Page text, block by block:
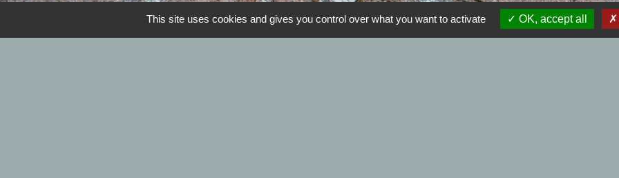
Horaires de la mairie : 9h00 à 12h00 et de 14h00 à 17h30 - Samedi : 9h00
.
This site uses cookies and gives you control over what you want to activate OK, accept all